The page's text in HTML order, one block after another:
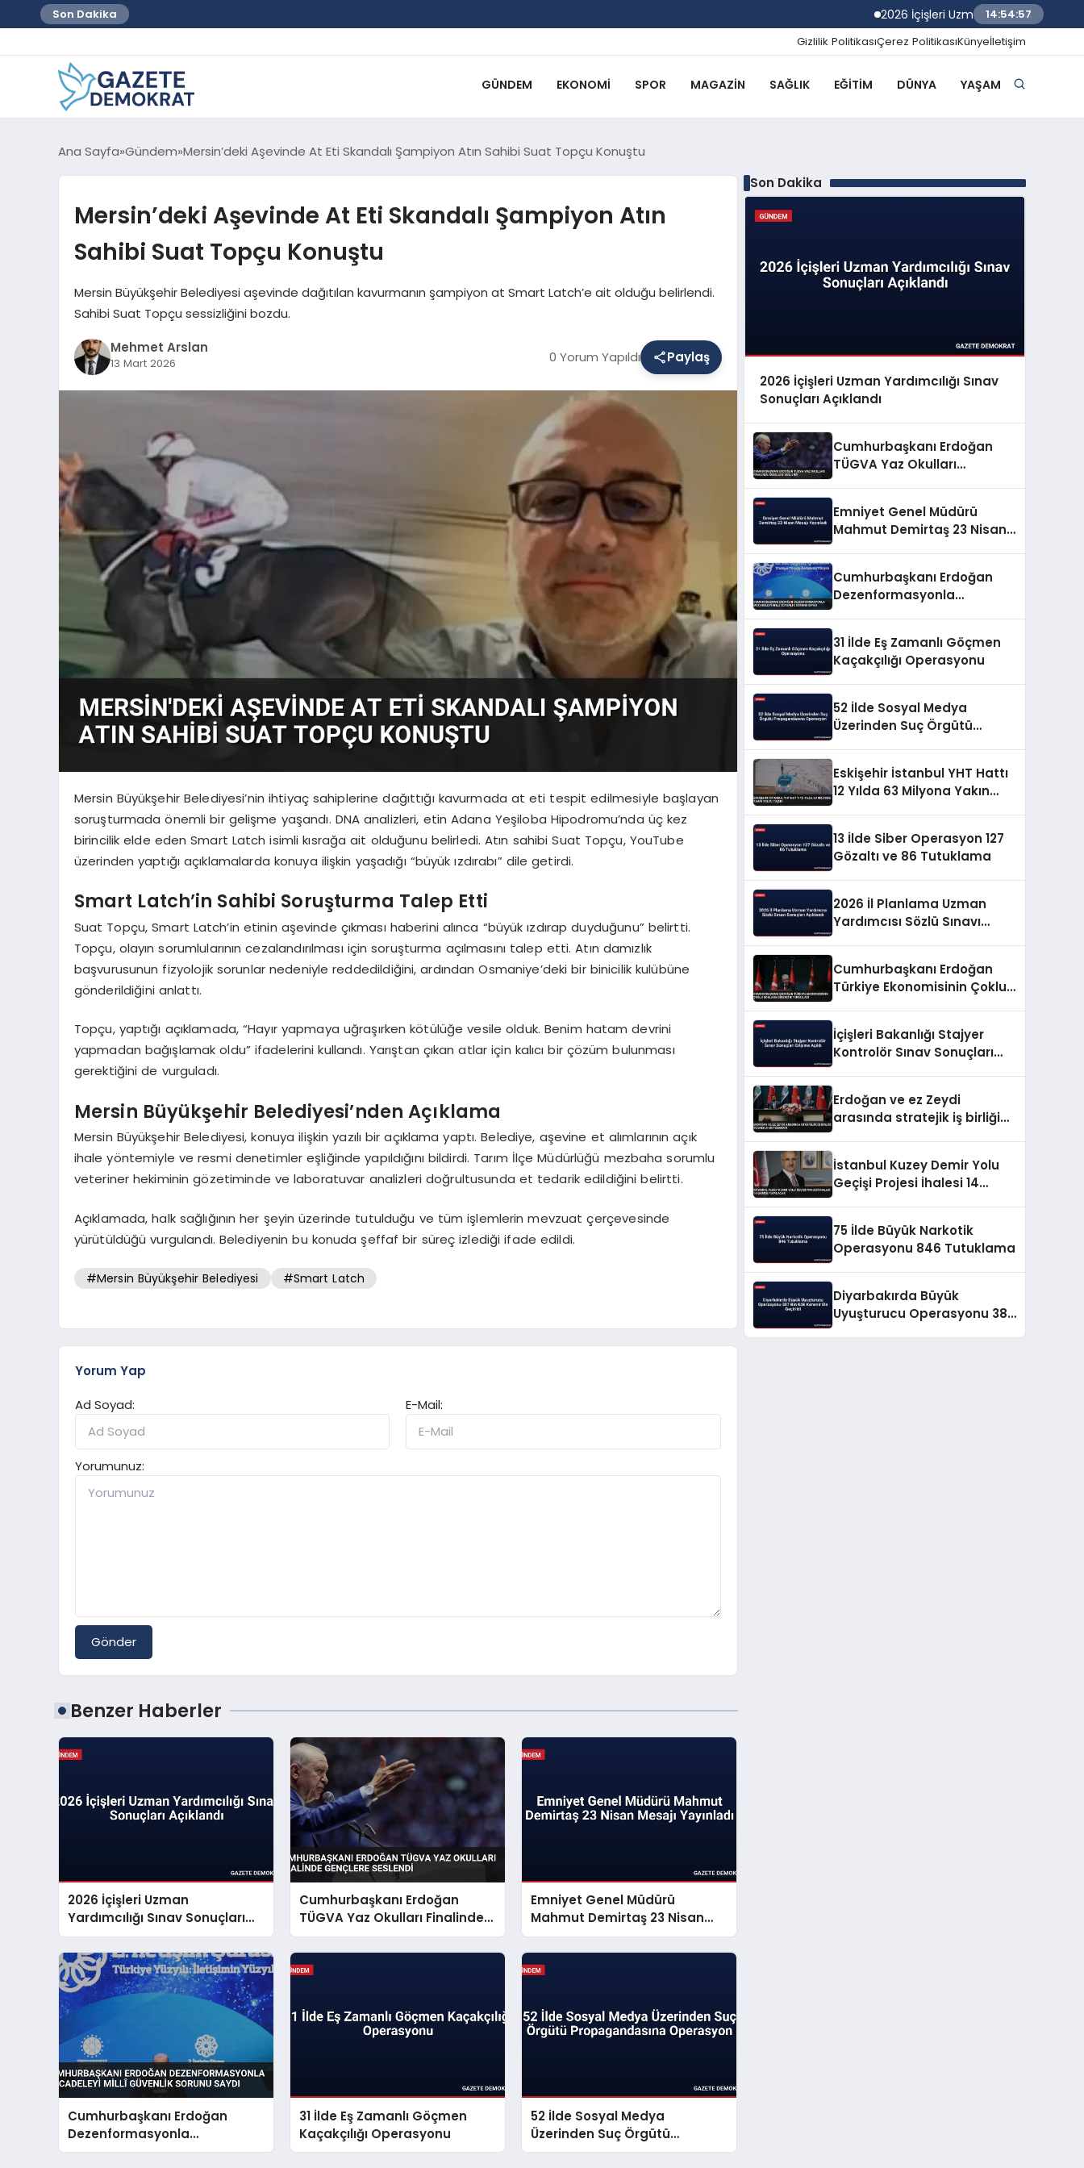
Son Dakika 2026 İçişleri Uzman Yardımcılığı Sınav
14:54:58
Gizlilik PolitikasıÇerez PolitikasıKünyeİletişim
GÜNDEM EKONOMI SPOR MAGAZIN SAĞLIK EĞITIM DÜNYA YAŞAM
Ana Sayfa Gündem Mersin’deki Aşevinde At Eti Skandalı Şampiyon Atın Sahibi Suat Topçu Konuştu
Mersin’deki Aşevinde At Eti Skandalı Şampiyon Atın
Sahibi Suat Topçu Konuştu
Mersin Büyükşehir Belediyesi aşevinde dağıtılan kavurmanın şampiyon at Smart Latch’e ait olduğu belirlendi.
Sahibi Suat Topçu sessizliğini bozdu.
Mehmet Arslan
13 Mart 2026 0 Yorum Yapıldı Paylaş
Mersin Büyükşehir Belediyesi’nin ihtiyaç sahiplerine dağıttığı kavurmada at eti tespit edilmesiyle başlayan
soruşturmada önemli bir gelişme yaşandı. DNA analizleri, etin Adana Yeşiloba Hipodromu’nda üç kez
birincilik elde eden Smart Latch isimli kısrağa ait olduğunu belirledi. Atın sahibi Suat Topçu, YouTube
üzerinden yaptığı açıklamalarda konuya ilişkin yaşadığı “büyük ızdırabı” dile getirdi.
Smart Latch’in Sahibi Soruşturma Talep Etti
Suat Topçu, Smart Latch’in etinin aşevinde çıkması haberini alınca “büyük ızdırap duyduğunu” belirtti.
Topçu, olayın sorumlularının cezalandırılması için soruşturma açılmasını talep etti. Atın damızlık
başvurusunun fizyolojik sorunlar nedeniyle reddedildiğini, ardından Osmaniye’deki bir binicilik kulübüne
gönderildiğini anlattı.
Topçu, yaptığı açıklamada, “Hayır yapmaya uğraşırken kötülüğe vesile olduk. Benim hatam devrini
yapmadan bağışlamak oldu” ifadelerini kullandı. Yarıştan çıkan atlar için kalıcı bir çözüm bulunması
gerektiğini de vurguladı.
Mersin Büyükşehir Belediyesi’nden Açıklama
Mersin Büyükşehir Belediyesi, konuya ilişkin yazılı bir açıklama yaptı. Belediye, aşevine et alımlarının açık
ihale yöntemiyle ve resmi denetimler eşliğinde yapıldığını bildirdi. Tarım İlçe Müdürlüğü mezbaha sorumlu
veteriner hekiminin gözetiminde ve laboratuvar analizleri doğrultusunda et tedarik edildiğini belirtti.
Açıklamada, halk sağlığının her şeyin üzerinde tutulduğu ve tüm işlemlerin mevzuat çerçevesinde
yürütüldüğü vurgulandı. Belediyenin bu konuda şeffaf bir süreç izlediği ifade edildi.
#Mersin Büyükşehir Belediyesi #Smart Latch
Yorum Yap
Ad Soyad:
E-Mail:
Yorumunuz:
Gönder
Benzer Haberler
2026 İçişleri Uzman
Yardımcılığı Sınav Sonuçları
Açıklandı
Cumhurbaşkanı Erdoğan
TÜGVA Yaz Okulları Finalinde
Gençlere Seslendi
Emniyet Genel Müdürü
Mahmut Demirtaş 23 Nisan
Mesajı Yayınladı
Cumhurbaşkanı Erdoğan
Dezenformasyonla
Mücadeleyi Millî Güvenlik
31 İlde Eş Zamanlı Göçmen
Kaçakçılığı Operasyonu
52 İlde Sosyal Medya
Üzerinden Suç Örgütü
Propagandasına Operasyon
Son Dakika
2026 İçişleri Uzman Yardımcılığı Sınav
Sonuçları Açıklandı
Cumhurbaşkanı Erdoğan
TÜGVA Yaz Okulları
Emniyet Genel Müdürü
Mahmut Demirtaş 23 Nisan
Cumhurbaşkanı Erdoğan
Dezenformasyonla
31 İlde Eş Zamanlı Göçmen
Kaçakçılığı Operasyonu
52 İlde Sosyal Medya
Üzerinden Suç Örgütü
Eskişehir İstanbul YHT Hattı
12 Yılda 63 Milyona Yakın
13 İlde Siber Operasyon 127
Gözaltı ve 86 Tutuklama
2026 İl Planlama Uzman
Yardımcısı Sözlü Sınavı
Cumhurbaşkanı Erdoğan
Türkiye Ekonomisinin Çoklu
İçişleri Bakanlığı Stajyer
Kontrolör Sınav Sonuçları
Erdoğan ve ez Zeydi
arasında stratejik iş birliği
İstanbul Kuzey Demir Yolu
Geçişi Projesi İhalesi 14
75 İlde Büyük Narkotik
Operasyonu 846 Tutuklama
Diyarbakırda Büyük
Uyuşturucu Operasyonu 387